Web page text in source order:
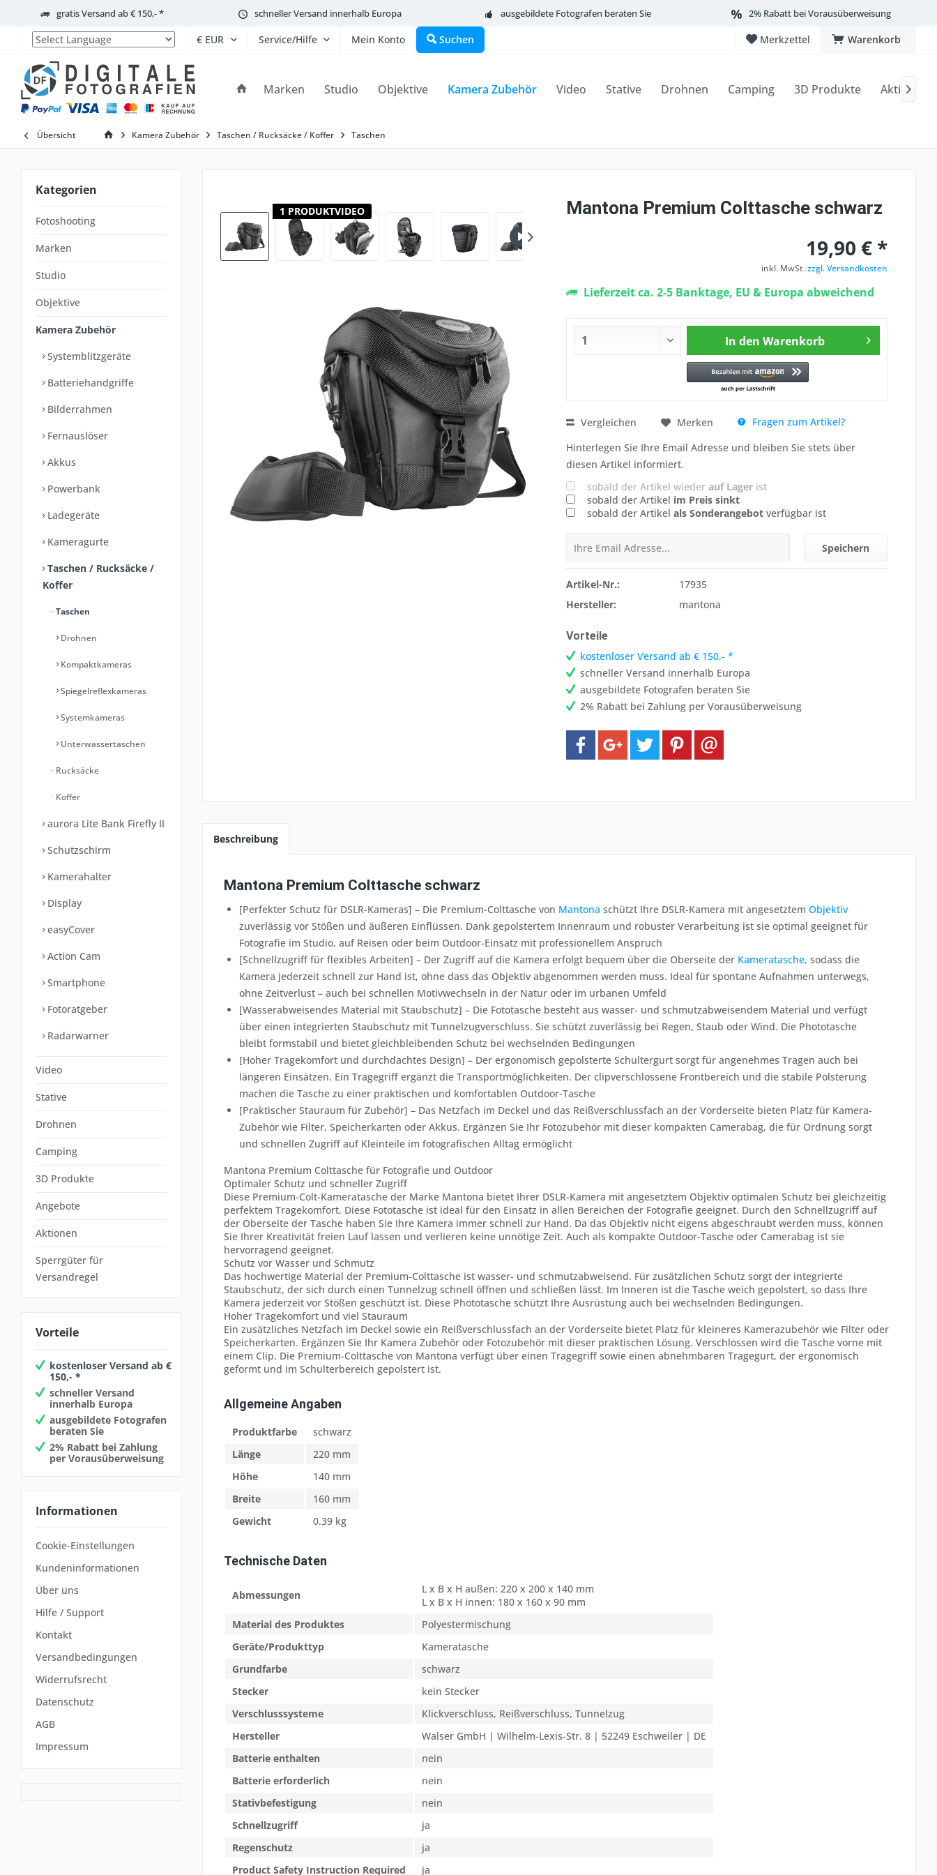
gratis Versand ab € 150,- * schneller Versand innerhalb Europa ausgebildete Fotografen beraten Sie 2% Rabatt bei Vorausüberweisung
Powered by
Warenkorb
Merkzettel
Service/Hilfe Mein Konto Suchen
Marken Studio Objektive Kamera Zubehör Video Stative Drohnen Camping 3D Produkte Aktionen

Übersicht Kamera Zubehör Taschen / Rucksäcke / Koffer Taschen
Kategorien
Fotoshooting
Marken
Studio
Objektive
Kamera Zubehör
Systemblitzgeräte
Batteriehandgriffe
Bilderrahmen
Fernauslöser
Akkus
Powerbank
Ladegeräte
Kameragurte
Taschen / Rucksäcke /
Koffer
Taschen
Drohnen
Kompaktkameras
Spiegelreflexkameras
Systemkameras
Unterwassertaschen
Rucksäcke
Koffer
aurora Lite Bank Firefly II
Schutzschirm
Kamerahalter
Display
easyCover
Action Cam
Smartphone
Fotoratgeber
Radarwarner
Video
Stative
Drohnen
Camping
3D Produkte
Angebote
Aktionen
Sperrgüter für
Versandregel
Vorteile
kostenloser Versand ab €
150,- *
schneller Versand
innerhalb Europa
ausgebildete Fotografen
beraten Sie
2% Rabatt bei Zahlung
per Vorausüberweisung
Informationen
Cookie-Einstellungen
Kundeninformationen
Über uns
Hilfe / Support
Kontakt
Versandbedingungen
Widerrufsrecht
Datenschutz
AGB
Impressum
1 PRODUKTVIDEO Mantona Premium Colttasche schwarz
19,90 € *
inkl. MwSt.zzgl. Versandkosten
Lieferzeit ca. 2-5 Banktage, EU & Europa abweichend
In den Warenkorb
Vergleichen Merken
Fragen zum Artikel?
Hinterlegen Sie Ihre Email Adresse und bleiben Sie stets über
diesen Artikel informiert.
sobald der Artikel wieder auf Lagerist
sobald der Artikel im Preis sinkt
sobald der Artikel als Sonderangebotverfügbar ist
Speichern
Artikel-Nr.:
17935
Hersteller:
mantona
Vorteile
kostenloser Versand ab € 150,- *
schneller Versand innerhalb Europa
ausgebildete Fotografen beraten Sie
2% Rabatt bei Zahlung per Vorausüberweisung
Beschreibung
Mantona Premium Colttasche schwarz
[Perfekter Schutz für DSLR-Kameras] – Die Premium-Colttasche von Mantona schützt Ihre DSLR-Kamera mit angesetztem Objektiv
zuverlässig vor Stößen und äußeren Einflüssen. Dank gepolstertem Innenraum und robuster Verarbeitung ist sie optimal geeignet für
Fotografie im Studio, auf Reisen oder beim Outdoor-Einsatz mit professionellem Anspruch
[Schnellzugriff für flexibles Arbeiten] – Der Zugriff auf die Kamera erfolgt bequem über die Oberseite der Kameratasche, sodass die
Kamera jederzeit schnell zur Hand ist, ohne dass das Objektiv abgenommen werden muss. Ideal für spontane Aufnahmen unterwegs,
ohne Zeitverlust – auch bei schnellen Motivwechseln in der Natur oder im urbanen Umfeld
[Wasserabweisendes Material mit Staubschutz] – Die Fototasche besteht aus wasser- und schmutzabweisendem Material und verfügt
über einen integrierten Staubschutz mit Tunnelzugverschluss. Sie schützt zuverlässig bei Regen, Staub oder Wind. Die Phototasche
bleibt formstabil und bietet gleichbleibenden Schutz bei wechselnden Bedingungen
[Hoher Tragekomfort und durchdachtes Design] – Der ergonomisch gepolsterte Schultergurt sorgt für angenehmes Tragen auch bei
längeren Einsätzen. Ein Tragegriff ergänzt die Transportmöglichkeiten. Der clipverschlossene Frontbereich und die stabile Polsterung
machen die Tasche zu einer praktischen und komfortablen Outdoor-Tasche
[Praktischer Stauraum für Zubehör] – Das Netzfach im Deckel und das Reißverschlussfach an der Vorderseite bieten Platz für Kamera-
Zubehör wie Filter, Speicherkarten oder Akkus. Ergänzen Sie Ihr Fotozubehör mit dieser kompakten Camerabag, die für Ordnung sorgt
und schnellen Zugriff auf Kleinteile im fotografischen Alltag ermöglicht
Mantona Premium Colttasche für Fotografie und Outdoor
Optimaler Schutz und schneller Zugriff
Diese Premium-Colt-Kameratasche der Marke Mantona bietet Ihrer DSLR-Kamera mit angesetztem Objektiv optimalen Schutz bei gleichzeitig
perfektem Tragekomfort. Diese Fototasche ist ideal für den Einsatz in allen Bereichen der Fotografie geeignet. Durch den Schnellzugriff auf
der Oberseite der Tasche haben Sie Ihre Kamera immer schnell zur Hand. Da das Objektiv nicht eigens abgeschraubt werden muss, können
Sie Ihrer Kreativität freien Lauf lassen und verlieren keine unnötige Zeit. Auch als kompakte Outdoor-Tasche oder Camerabag ist sie
hervorragend geeignet.
Schutz vor Wasser und Schmutz
Das hochwertige Material der Premium-Colttasche ist wasser- und schmutzabweisend. Für zusätzlichen Schutz sorgt der integrierte
Staubschutz, der sich durch einen Tunnelzug schnell öffnen und schließen lässt. Im Inneren ist die Tasche weich gepolstert, so dass Ihre
Kamera jederzeit vor Stößen geschützt ist. Diese Phototasche schützt Ihre Ausrüstung auch bei wechselnden Bedingungen.
Hoher Tragekomfort und viel Stauraum
Ein zusätzliches Netzfach im Deckel sowie ein Reißverschlussfach an der Vorderseite bietet Platz für kleineres Kamerazubehör wie Filter oder
Speicherkarten. Ergänzen Sie Ihr Kamera Zubehör oder Fotozubehör mit dieser praktischen Lösung. Verschlossen wird die Tasche vorne mit
einem Clip. Die Premium-Colttasche von Mantona verfügt über einen Tragegriff sowie einen abnehmbaren Tragegurt, der ergonomisch
geformt und im Schulterbereich gepolstert ist.
Allgemeine Angaben
Produktfarbe
schwarz
Länge
220 mm
Höhe
140 mm
Breite
160 mm
Gewicht
0.39 kg
Technische Daten
Abmessungen
L x B x H außen: 220 x 200 x 140 mm
L x B x H innen: 180 x 160 x 90 mm
Material des Produktes
Polyestermischung
Geräte/Produkttyp
Kameratasche
Grundfarbe
schwarz
Stecker
kein Stecker
Verschlusssysteme
Klickverschluss, Reißverschluss, Tunnelzug
Hersteller
Walser GmbH | Wilhelm-Lexis-Str. 8 | 52249 Eschweiler | DE
Batterie enthalten
nein
Batterie erforderlich
nein
Stativbefestigung
nein
Schnellzugriff
ja
Regenschutz
ja
Product Safety Instruction Required
ja